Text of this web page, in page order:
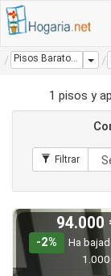
Pisos Baratos Xirivella
1 pisos y
94.000
-2%
Ha